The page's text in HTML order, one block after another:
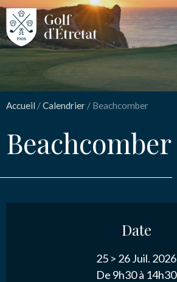
Accueil /Calendrier / Beachcomber
Beachcomber
Date
25 > 26 Juil. 2026
De 9h30 à 14h30
CLUB
CLUB HOUSE
PARCOURS
NOS PARTENAIRES
INSCRIPTION
Beachcomber